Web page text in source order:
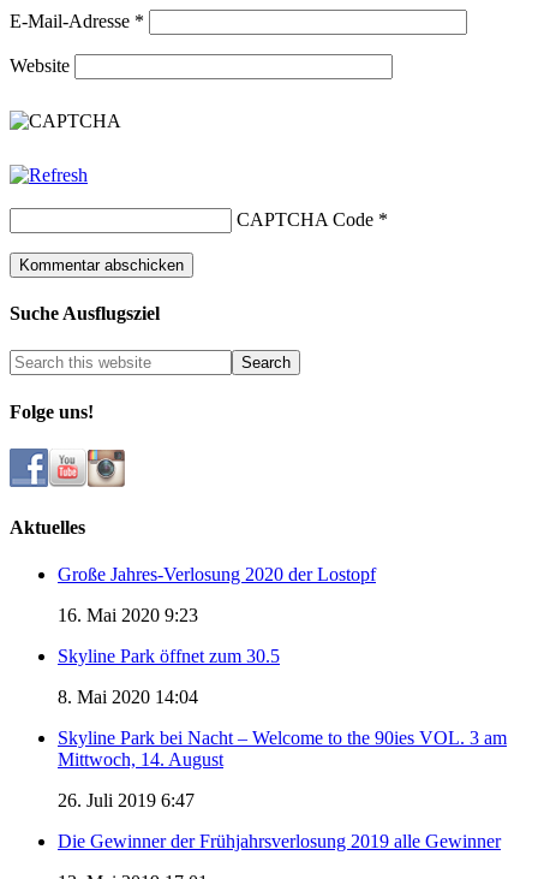
E-Mail-Adresse *
Website
CAPTCHA Code *
Suche Ausflugsziel
Folge uns!
Aktuelles
Große Jahres-Verlosung 2020 der Lostopf
16. Mai 2020 9:23
Skyline Park öffnet zum 30.5
8. Mai 2020 14:04
Skyline Park bei Nacht – Welcome to the 90ies VOL. 3 am
Mittwoch, 14. August
26. Juli 2019 6:47
Die Gewinner der Frühjahrsverlosung 2019 alle Gewinner